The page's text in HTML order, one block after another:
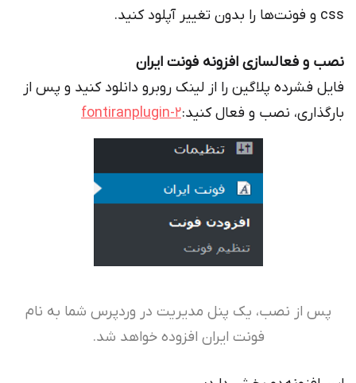
css و فونت‌ها را بدون تغییر آپلود کنید.
نصب و فعالسازی افزونه فونت ایران
فایل فشرده پلاگین را از لینک روبرو دانلود کنید و پس از
بارگذاری، نصب و فعال کنید:fontiranplugin-2
پس از نصب، یک پنل مدیریت در وردپرس شما به نام
فونت ایران افزوده خواهد شد.